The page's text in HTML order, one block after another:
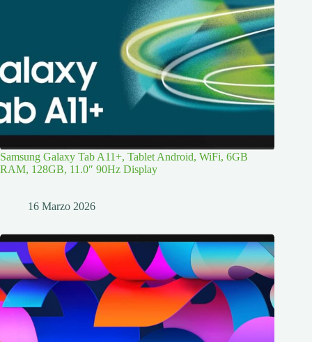
Samsung Galaxy Tab A11+, Tablet Android, WiFi, 6GB
RAM, 128GB, 11.0″ 90Hz Display
16 Marzo 2026